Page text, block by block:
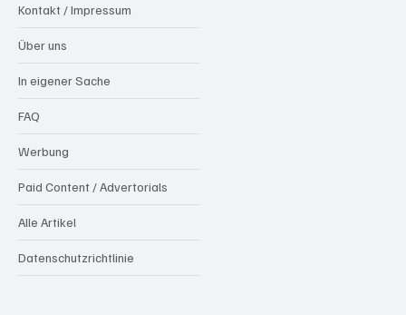
Kontakt / Impressum
Über uns
In eigener Sache
FAQ
Werbung
Paid Content / Advertorials
Alle Artikel
Datenschutzrichtlinie